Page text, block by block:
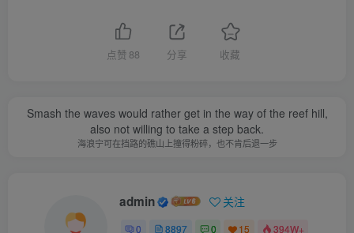
点赞 88 分享 收藏
Smash the waves would rather get in the way of the reef hill,
also not willing to take a step back.
海浪宁可在挡路的礁山上撞得粉碎，也不肯后退一步
admin 关注
0 8897 0 15 394W+